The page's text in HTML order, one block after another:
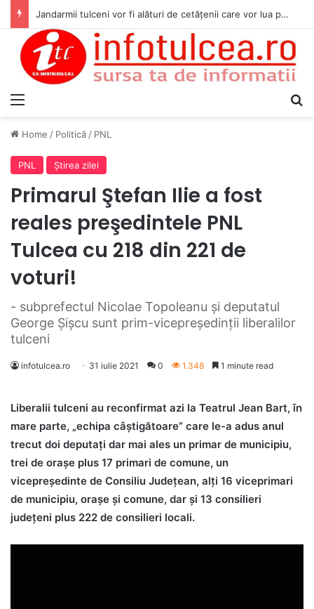
Jandarmii tulceni vor fi alături de cetățenii care vor lua parte la Festivalul Folk Țestos
Home / Politică / PNL
PNL Ştirea zilei
Primarul Ştefan Ilie a fost
reales preşedintele PNL
Tulcea cu 218 din 221 de
voturi!
- subprefectul Nicolae Topoleanu şi deputatul
George Şişcu sunt prim-vicepreşedinţii liberalilor
tulceni
infotulcea.ro 31 iulie 2021 0 1.348 1 minute read
Liberalii tulceni au reconfirmat azi la Teatrul Jean Bart, în
mare parte, „echipa câştigătoare” care le-a adus anul
trecut doi deputaţi dar mai ales un primar de municipiu,
trei de oraşe plus 17 primari de comune, un
vicepreşedinte de Consiliu Judeţean, alţi 16 viceprimari
de municipiu, oraşe şi comune, dar şi 13 consilieri
judeţeni plus 222 de consilieri locali.